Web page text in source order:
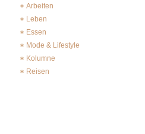
Arbeiten
Leben
Essen
Mode & Lifestyle
Kolumne
Reisen